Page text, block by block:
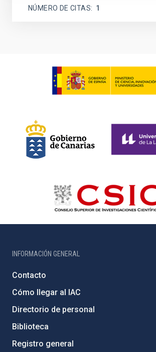
NÚMERO DE CITAS 1
INFORMACIÓN GENERAL
Contacto
Cómo llegar al IAC
Directorio de personal
Biblioteca
Registro general